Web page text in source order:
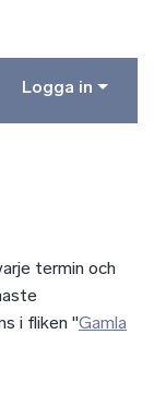
Logga in
termin och
i fliken "Gamla